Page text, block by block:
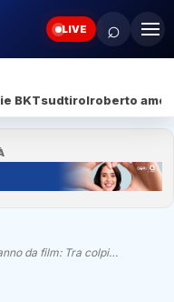
LIVE ⌕
BKTsudtirolroberto
da film: Tra colpi…